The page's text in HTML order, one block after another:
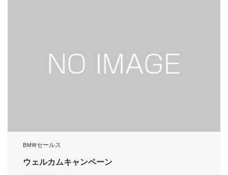
BMWセールス
ウェルカムキャンペーン